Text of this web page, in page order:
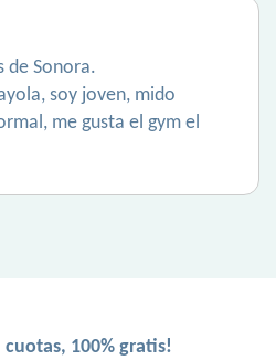
de Sonora.
soy joven, mido
me gusta el gym el
cuotas, 100% gratis!